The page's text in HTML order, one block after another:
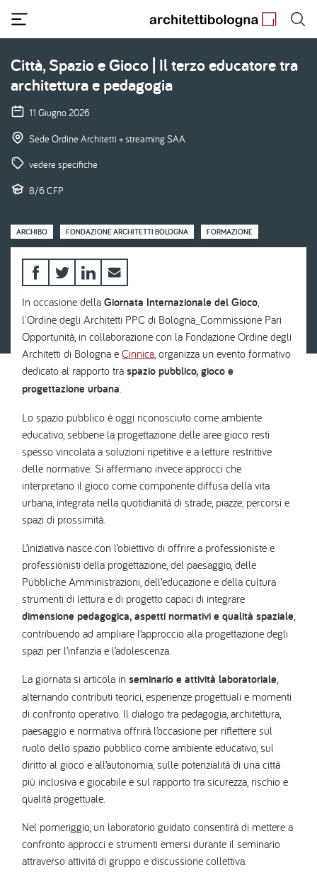
contenuto
principale
Città, Spazio e Gioco | Il terzo educatore tra
architettura e pedagogia
11 Giugno 2026
Sede Ordine Architetti + streaming SAA
vedere specifiche
8/6 CFP
ARCHIBO FONDAZIONE ARCHITETTI BOLOGNA FORMAZIONE
In occasione della Giornata Internazionale del Gioco,
l'Ordine degli Architetti PPC di Bologna_Commissione Pari
Opportunità, in collaborazione con la Fondazione Ordine degli
Architetti di Bologna e Cinnica, organizza un evento formativo
dedicato al rapporto tra spazio pubblico, gioco e
progettazione urbana.
Lo spazio pubblico è oggi riconosciuto come ambiente
educativo, sebbene la progettazione delle aree gioco resti
spesso vincolata a soluzioni ripetitive e a letture restrittive
delle normative. Si affermano invece approcci che
interpretano il gioco come componente diffusa della vita
urbana, integrata nella quotidianità di strade, piazze, percorsi e
spazi di prossimità.
L’iniziativa nasce con l’obiettivo di offrire a professioniste e
professionisti della progettazione, del paesaggio, delle
Pubbliche Amministrazioni, dell’educazione e della cultura
strumenti di lettura e di progetto capaci di integrare
dimensione pedagogica, aspetti normativi e qualità spaziale,
contribuendo ad ampliare l’approccio alla progettazione degli
spazi per l’infanzia e l’adolescenza.
La giornata si articola in seminario e attività laboratoriale,
alternando contributi teorici, esperienze progettuali e momenti
di confronto operativo. Il dialogo tra pedagogia, architettura,
paesaggio e normativa offrirà l’occasione per riflettere sul
ruolo dello spazio pubblico come ambiente educativo, sul
diritto al gioco e all’autonomia, sulle potenzialità di una città
più inclusiva e giocabile e sul rapporto tra sicurezza, rischio e
qualità progettuale.
Nel pomeriggio, un laboratorio guidato consentirà di mettere a
confronto approcci e strumenti emersi durante il seminario
attraverso attività di gruppo e discussione collettiva.